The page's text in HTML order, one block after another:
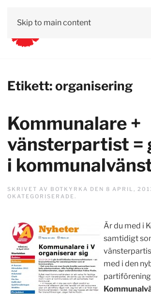
Skip to main content
Etikett:organisering
Kommunalare +
vänsterpartist =
i
SKRIVET AV BOTKYRKA DEN 8 APRIL,
OKATEGORISERADE.
Är du med i
samtidigt
med i den